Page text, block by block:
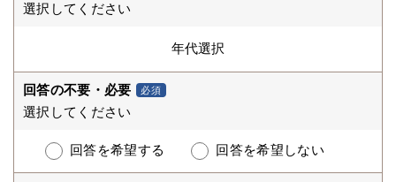
選択してください
回答の不要・必要 必須
選択してください
回答を希望する 回答を希望しない